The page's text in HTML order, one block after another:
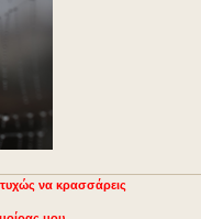
να κρασσάρεις